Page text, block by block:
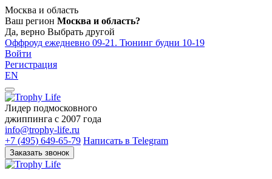
Москва и область
Ваш регион Москва и область?
Да, верно Выбрать другой
Оффроуд ежедневно 09-21. Тюнинг будни 10-19
Войти
Регистрация
EN
Лидер подмосковного
джиппинга c 2007 года
info@trophy-life.ru
+7 (495) 649-65-79 Написать в Telegram
Заказать звонок